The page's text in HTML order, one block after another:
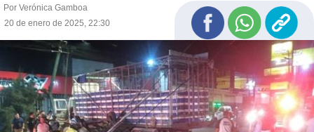
Por Verónica Gamboa
20 de enero de 2025, 22:30